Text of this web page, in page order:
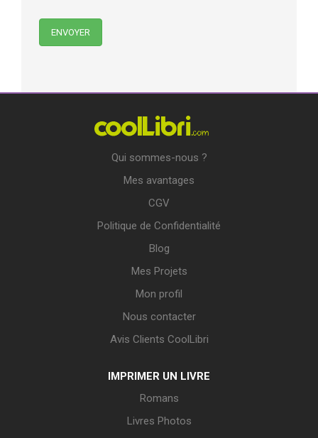
Qui sommes-nous ?
Mes avantages
CGV
Politique de Confidentialité
Blog
Mes Projets
Mon profil
Nous contacter
Avis Clients CoolLibri
IMPRIMER UN LIVRE
Romans
Livres Photos